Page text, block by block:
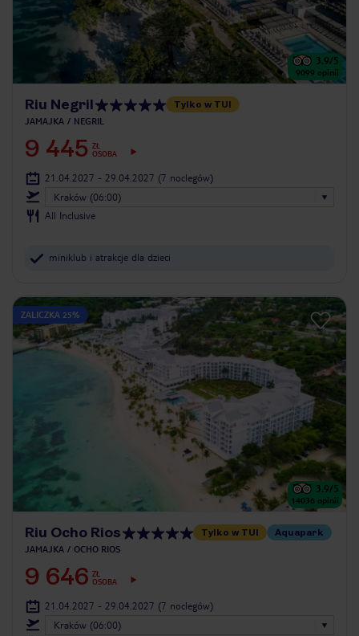
3.9/5
9099 opinii
Riu Negril Tylko w TUI
JAMAJKA NEGRIL
9 445 ZŁ
OSOBA
21.04.2027 - 29.04.2027 (7 noclegów)
Kraków (06:00)
All Inclusive
miniklub i atrakcje dla dzieci
ZALICZKA 25%
3.9/5
14036 opinii
Riu Ocho Rios Tylko w TUI Aquapark
JAMAJKA OCHO RIOS
9 646 ZŁ
OSOBA
21.04.2027 - 29.04.2027 (7 noclegów)
Kraków (06:00)